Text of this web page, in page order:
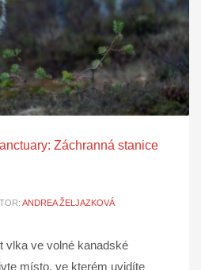
Záchranná stanice
ANDREA ŽELJAZKOVÁ
vlka ve volné kanadské
místo, ve kterém uvidíte